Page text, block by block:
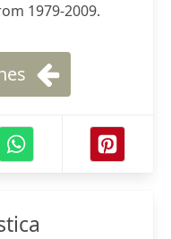
1979-2009.